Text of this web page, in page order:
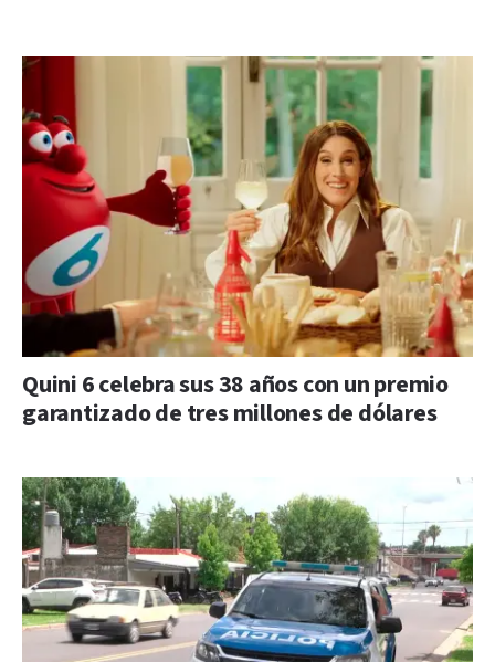
Quini 6 celebra sus 38 años con un premio
garantizado de tres millones de dólares